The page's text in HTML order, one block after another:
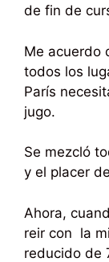
de fin de
Me acuerdo
todos los
París
jugo.
Se mezcló
y el placer
Ahora,
reir con la
reducido de